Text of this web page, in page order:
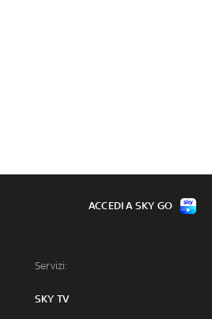
Servizi:
SKY TV
ACCEDI A SKY GO